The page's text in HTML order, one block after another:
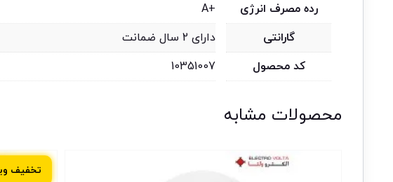
رده مصرف انرژی
+A
گارانتی
دارای 2 سال ضمانت
کد محصول
10351007
محصولات مشابه
تخفیف